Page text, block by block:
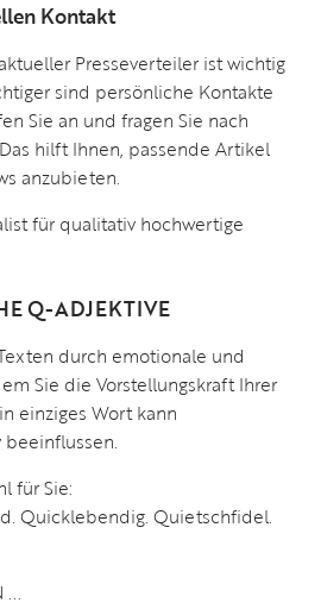
Kontakt
Presseverteiler ist wichtig
sind persönliche Kontakte
Sie an und fragen Sie nach
hilft Ihnen, passende Artikel
anzubieten.
für qualitativ hochwertige
Q-ADJEKTIVE
durch emotionale und
Sie die Vorstellungskraft Ihrer
einziges Wort kann
für Sie:
Quicklebendig. Quietschfidel.
...